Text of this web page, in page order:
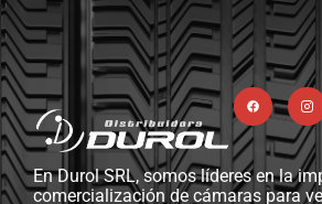
En Durol SRL, somos líderes en la
comercialización de cámaras para